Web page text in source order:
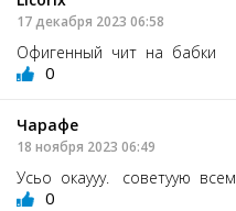
17 декабря 2023 06:58
Офигенный чит на бабки
0
Чарафе
18 ноября 2023 06:49
Усьо окаууу. советуую всем
0